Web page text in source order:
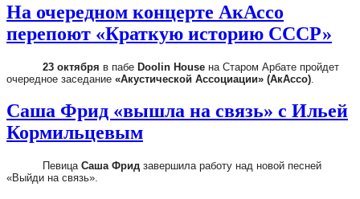
На очередном концерте АкАссо
перепоют «Краткую историю СССР»
23 октября в пабеDoolinHouse на Старом Арбате пройдет
очередное заседание «Акустической Ассоциации» (АкАссо)
Саша Фрид «вышла на связь» с Ильей
Кормильцевым
ПевицаСаша Фрид завершила работу над новой песней
«Выйди на связь».